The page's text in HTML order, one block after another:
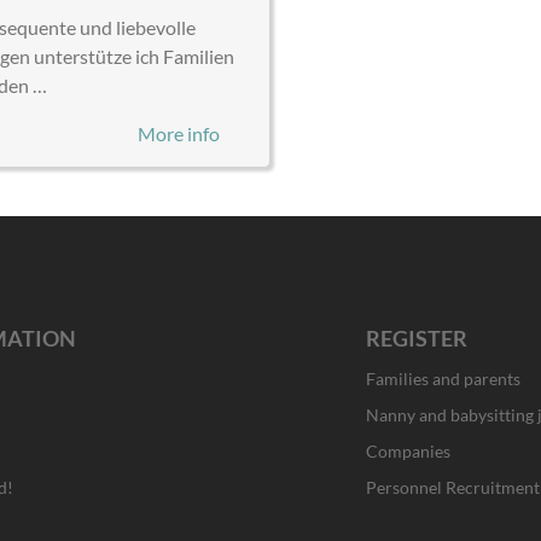
und liebevolle
unterstütze ich Familien
…
More info
REGISTER
Families and parents
Nanny and babysitting
Companies
Personnel Recruitment